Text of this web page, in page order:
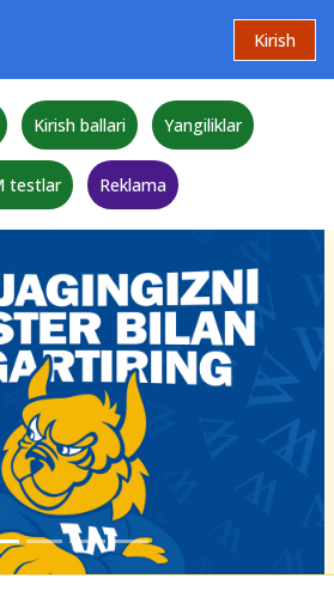
Kirish
Kirish ballari Yangiliklar
testlar Reklama